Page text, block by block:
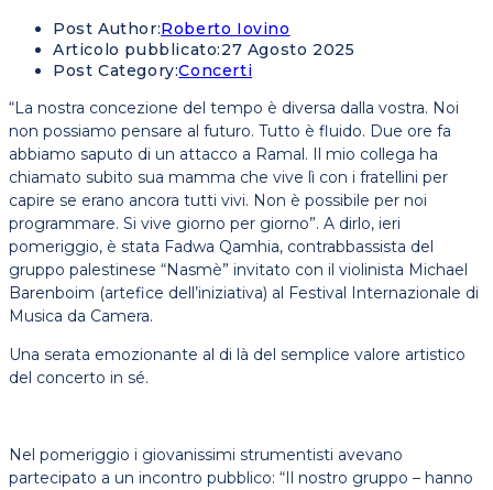
Post Author:Roberto Iovino
Articolo pubblicato:27 Agosto 2025
Post Category:Concerti
“La nostra concezione del tempo è diversa dalla vostra. Noi
non possiamo pensare al futuro. Tutto è fluido. Due ore fa
abbiamo saputo di un attacco a Ramal. Il mio collega ha
chiamato subito sua mamma che vive lì con i fratellini per
capire se erano ancora tutti vivi. Non è possibile per noi
programmare. Si vive giorno per giorno”. A dirlo, ieri
pomeriggio, è stata Fadwa Qamhia, contrabbassista del
gruppo palestinese “Nasmè” invitato con il violinista Michael
Barenboim (artefice dell’iniziativa) al Festival Internazionale di
Musica da Camera.
Una serata emozionante al di là del semplice valore artistico
del concerto in sé.
Nel pomeriggio i giovanissimi strumentisti avevano
partecipato a un incontro pubblico: “Il nostro gruppo – hanno